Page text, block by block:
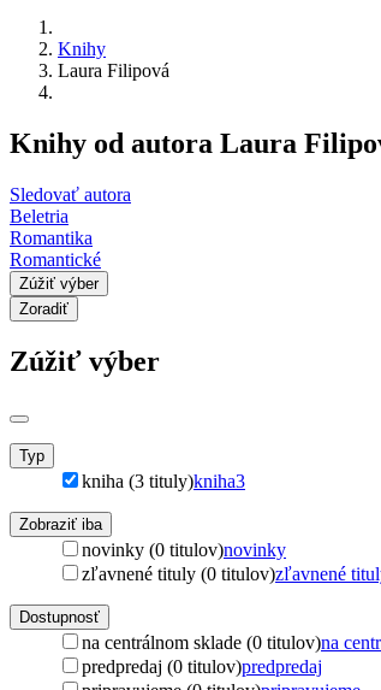
Knihy
Laura Filipová
Knihy od autora Laura
Sledovať autora
Beletria
Romantika
Romantické
Zúžiť výber
Zoradiť
Zúžiť výber
Typ
kniha (3 tituly)kniha3
Zobraziť iba
novinky (0 titulov)novinky
zľavnené tituly (0 titulov)zľavnené
Dostupnosť
na centrálnom sklade (0 titulov)na
predpredaj (0 titulov)predpredaj